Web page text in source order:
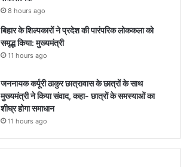
8 hours ago
बिहार के शिल्पकारों ने प्रदेश की पारंपरिक लोककला को
समृद्ध किया: मुख्यमंत्री
11 hours ago
जननायक कर्पूरी ठाकुर छात्रावास के छात्रों के साथ
मुख्यमंत्री ने किया संवाद, कहा- छात्रों के समस्याओं का
शीघ्र होगा समाधान
11 hours ago